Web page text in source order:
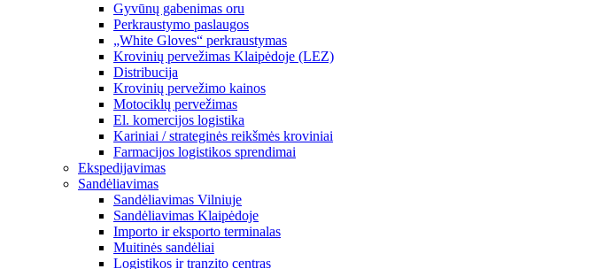
Gyvūnų gabenimas oru
Perkraustymo paslaugos
„White Gloves“ perkraustymas
Krovinių pervežimas Klaipėdoje (LEZ)
Distribucija
Krovinių pervežimo kainos
Motociklų pervežimas
El. komercijos logistika
Kariniai / strateginės reikšmės kroviniai
Farmacijos logistikos sprendimai
Ekspedijavimas
Sandėliavimas
Sandėliavimas Vilniuje
Sandėliavimas Klaipėdoje
Importo ir eksporto terminalas
Muitinės sandėliai
Logistikos ir tranzito centras